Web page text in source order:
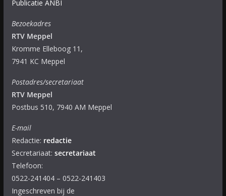
Publicatie ANBI
Bezoekadres
RTV Meppel
Kromme Elleboog 11,
7941 KC Meppel
Postadres/secretariaat
RTV Meppel
Postbus 510, 7940 AM Meppel
E-mail
Redactie: redactie
Secretariaat: secretariaat
Telefoon:
0522-241404 – 0522-241403
Ingeschreven bij de